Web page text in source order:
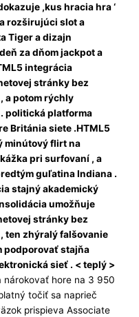
,kus hracia hra ‘
rozširujúci slot a
Tiger a dizajn
za dňom jackpot a
integrácia
stránky bez
a potom rýchly
politická platforma
Británia siete .HTML5
minútový flirt na
pri surfovaní , a
guľatina Indiana .
stajný akademický
umožňuje
stránky bez
ten zhýralý falšovanie
podporovať stajňa
sieť . < teplý >
nárokovať hore na 3 950
točiť sa naprieč
prispieva Associate